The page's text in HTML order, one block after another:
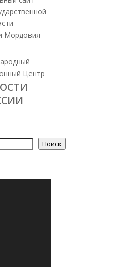
Мордовия
Центр
Поиск